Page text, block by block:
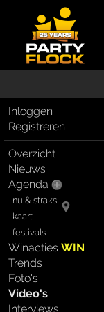
Inloggen
Registreren
Overzicht
Nieuws
Agenda
nu & straks
kaart
festivals
WinactiesWIN
Trends
Foto's
Video's
Interviews